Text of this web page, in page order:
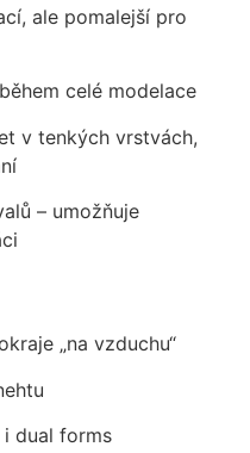
ale pomalejší pro
celé modelace
v tenkých vrstvách,
– umožňuje
„na vzduchu“
i dual forms